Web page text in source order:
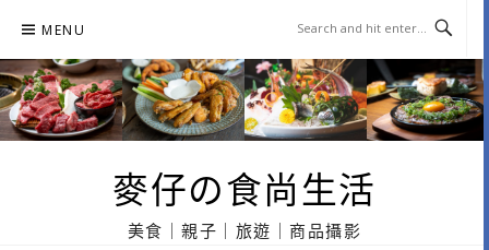
content
MENU
麥仔の食尚生活
美食｜親子｜旅遊｜商品攝影